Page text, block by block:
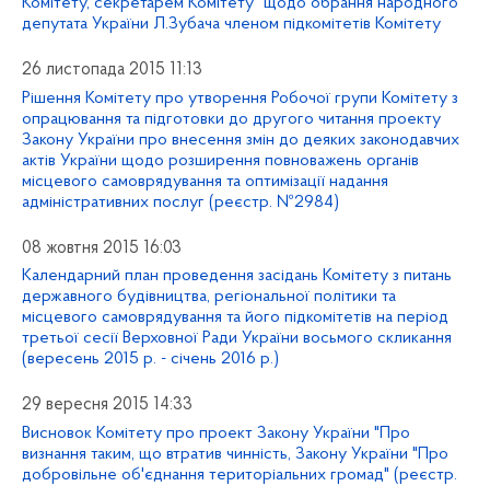
депутата України Л.Зубача членом підкомітетів Комітету
26 листопада 2015 11:13
Рішення Комітету про утворення Робочої групи Комітету з
опрацювання та підготовки до другого читання проекту
Закону України про внесення змін до деяких законодавчих
актів України щодо розширення повноважень органів
місцевого самоврядування та оптимізації надання
адміністративних послуг (реєстр. №2984)
08 жовтня 2015 16:03
Календарний план проведення засідань Комітету з питань
державного будівництва, регіональної політики та
місцевого самоврядування та його підкомітетів на період
третьої сесії Верховної Ради України восьмого скликання
(вересень 2015 р. - січень 2016 р.)
29 вересня 2015 14:33
Висновок Комітету про проект Закону України "Про
визнання таким, що втратив чинність, Закону України "Про
добровільне об'єднання територіальних громад" (реєстр.